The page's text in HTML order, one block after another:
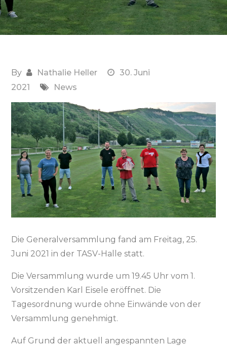
By Nathalie Heller
30. Juni
2021
News
Die Generalversammlung fand am Freitag, 25.
Juni 2021 in der TASV-Halle statt.
Die Versammlung wurde um 19.45 Uhr vom 1.
Vorsitzenden Karl Eisele eröffnet. Die
Tagesordnung wurde ohne Einwände von der
Versammlung genehmigt.
Auf Grund der aktuell angespannten Lage